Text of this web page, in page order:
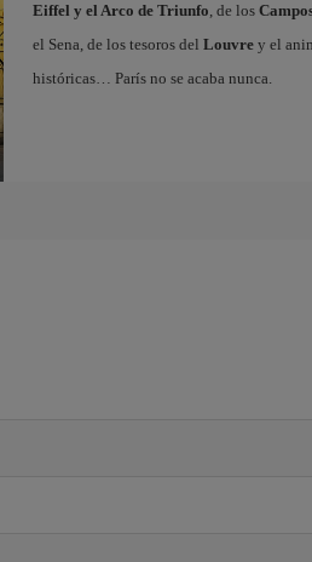
Eiffel y el Arco de Triunfo, de los
el Sena, de los tesoros del Louvrey el
históricas… París no se acaba nunca.